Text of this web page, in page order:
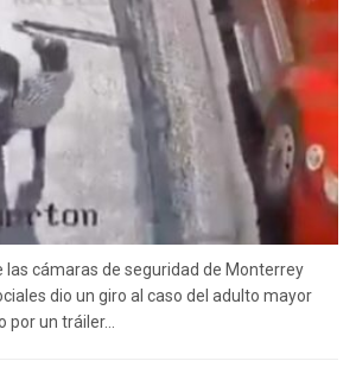
las cámaras de seguridad de Monterrey
dio un giro al caso del adulto mayor
un tráiler...